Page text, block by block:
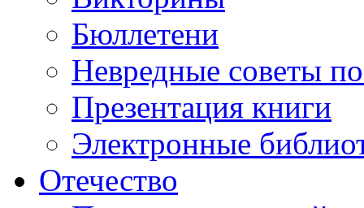
Бюллетени
Невредные советы
Презентация книги
Электронные
Отечество